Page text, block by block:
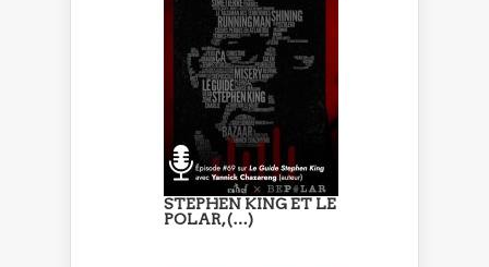
STEPHEN KING ET LE
POLAR, (…)